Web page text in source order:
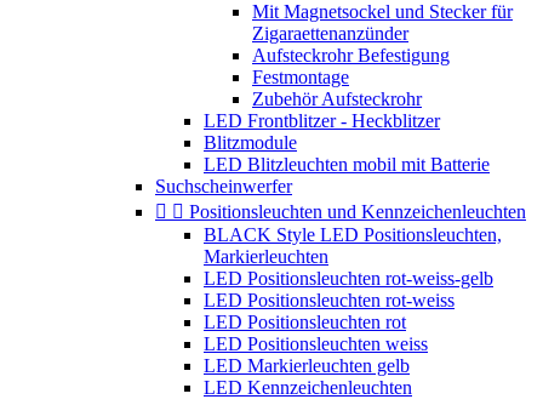
Mit Magnetsockel und Stecker für
Zigaraettenanzünder
Aufsteckrohr Befestigung
Festmontage
Zubehör Aufsteckrohr
LED Frontblitzer - Heckblitzer
Blitzmodule
LED Blitzleuchten mobil mit Batterie
Suchscheinwerfer
  Positionsleuchten und Kennzeichenleuchten
BLACK Style LED Positionsleuchten,
Markierleuchten
LED Positionsleuchten rot-weiss-gelb
LED Positionsleuchten rot-weiss
LED Positionsleuchten rot
LED Positionsleuchten weiss
LED Markierleuchten gelb
LED Kennzeichenleuchten